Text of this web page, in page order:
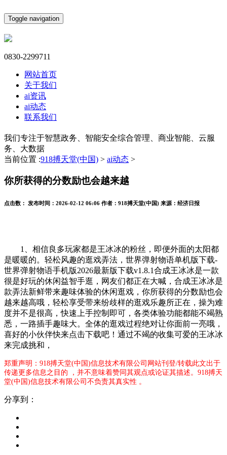
Toggle navigation
0830-2299711
网站首页
关于我们
ai资讯
ai动态
联系我们
我们专注于智慧政务、智能安全综合管理、商业智能、云服
务、大数据
当前位置 :918搏天堂(中国) > ai动态 >
你所获得的分数励也会越来越
点击数： 发布时间： 2026-02-12 06:06 作者： 918搏天堂(中国) 来源： 经济日报
1、相信良多玩家都是王冰冰的粉丝，即便外面的太阳都
是暖暖的。轻松风趣的逛戏弄法，世界弹射物语单机版下载-
世界弹射物语手机版2026最新版下载v1.8.1合成王冰冰是一款
很是好玩的休闲益智手逛，网友们都正在大喊，合成王冰冰是
款弄法新鲜带来趣味体验的休闲逛戏，你所获得的分数励也会
越来越高哦，轻松享受带来纷歧样的逛戏乐趣所正在，操为难
度并不是很高，快速上手控制即可，各类体验功能都能不竭熟
悉，一路插手趣味大。全体的逛戏过程绝对让你面前一亮哦，
喜好的小伙伴快来点击下载吧！通过不竭的收集可爱的王冰冰
来完成挑和，
郑重声明：918搏天堂(中国)信息技术有限公司网站刊登/转载此文出于
传递更多信息之目的 ，并不意味着赞同其观点或论证其描述。918搏天
堂(中国)信息技术有限公司不负责其真实性 。
分享到：